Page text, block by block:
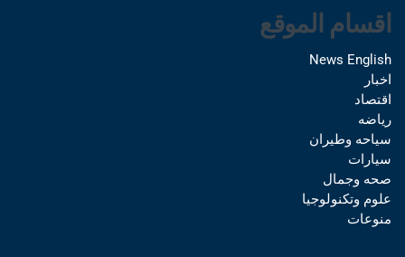
اقسام الموقع
News English
اخبار
اقتصاد
رياضه
سياحه وطيران
سيارات
صحه وجمال
علوم وتكنولوجيا
منوعات